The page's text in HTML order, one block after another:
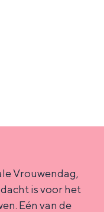
Vrouwendag,
is voor het
Eén van de